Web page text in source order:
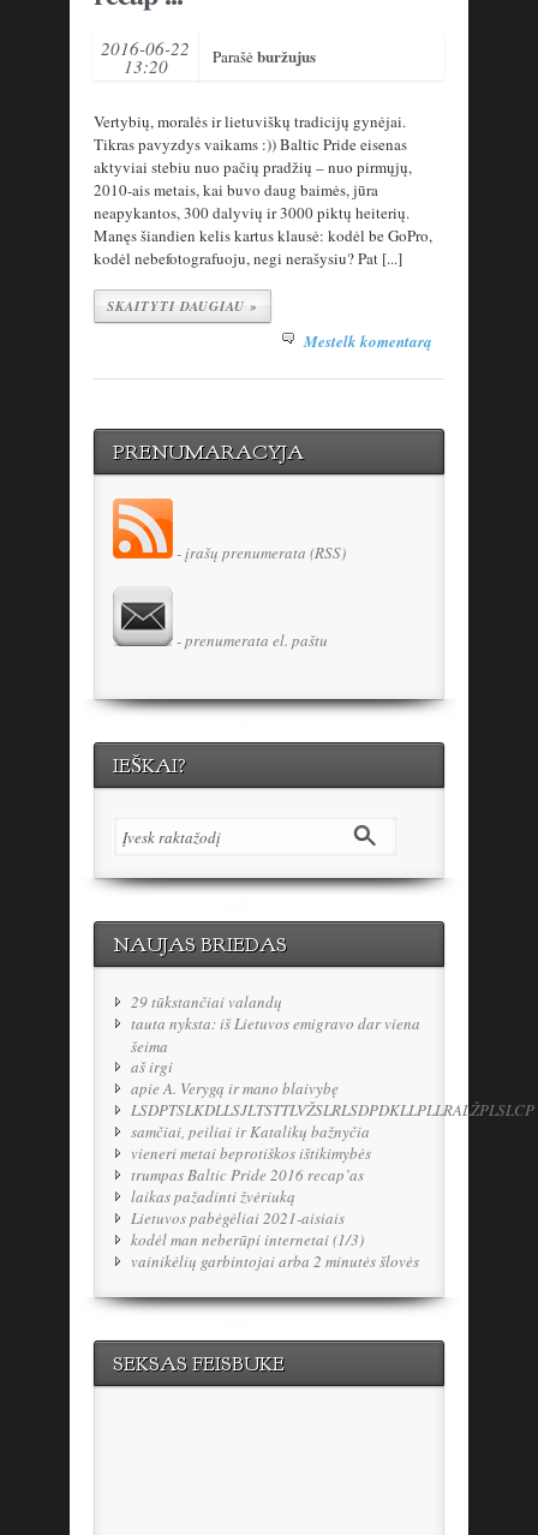
2016-06-22
13:20 Parašėburžujus
Vertybių, moralės ir lietuviškų tradicijų gynėjai.
Tikras pavyzdys vaikams :)) Baltic Pride eisenas
aktyviai stebiu nuo pačių pradžių – nuo pirmųjų,
2010-ais metais, kai buvo daug baimės, jūra
neapykantos, 300 dalyvių ir 3000 piktų heiterių.
Manęs šiandien kelis kartus klausė: kodėl be GoPro,
kodėl nebefotografuoju, negi nerašysiu? Pat [...]
SKAITYTI DAUGIAU »
Mestelk komentarą
PRENUMARACYJA
- įrašų prenumerata (RSS)
- prenumerata el. paštu
IEŠKAI?
NAUJAS BRIEDAS
29 tūkstančiai valandų
tauta nyksta: iš Lietuvos emigravo dar viena
šeima
aš irgi
apie A. Verygą ir mano blaivybę
LSDPTSLKDLLSJLTSTTLVŽSLRLSDPDKLLPLLRALŽPLSLCP
samčiai, peiliai ir Katalikų bažnyčia
vieneri metai beprotiškos ištikimybės
trumpas Baltic Pride 2016 recap’as
laikas pažadinti žvėriuką
Lietuvos pabėgėliai 2021-aisiais
kodėl man neberūpi internetai (1/3)
vainikėlių garbintojai arba 2 minutės šlovės
SEKSAS FEISBUKE